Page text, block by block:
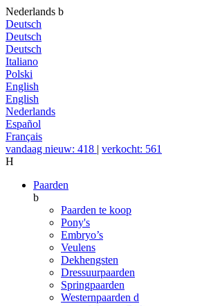
Nederlands b
Deutsch
Deutsch
Deutsch
Italiano
Polski
English
English
Nederlands
Español
Français
vandaag nieuw: 418 | verkocht: 561
H
Paarden
b
Paarden te koop
Pony's
Embryo’s
Veulens
Dekhengsten
Dressuurpaarden
Springpaarden
Westernpaarden d